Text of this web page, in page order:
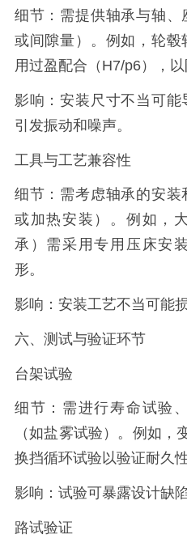
细节：需提供轴承与轴
或间隙量）。例如，轮
用过盈配合（H7/p6），以
影响：安装尺寸不当可能
引发振动和噪声。
工具与工艺兼容性
细节：需考虑轴承的安
或加热安装）。例如，
承）需采用专用压床安
形。
影响：安装工艺不当可能
六、测试与验证环节
台架试验
细节：需进行寿命试验
（如盐雾试验）。例如，
换挡循环试验以验证耐久性
影响：试验可暴露设计缺
路试验证